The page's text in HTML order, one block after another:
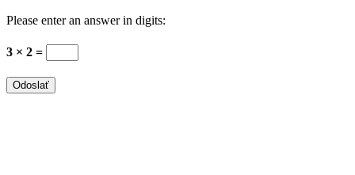
Please enter an answer in digits:
3 × 2 =